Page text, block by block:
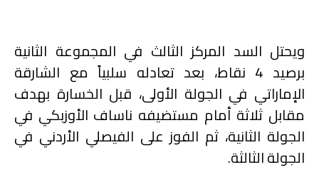
ويحتل السد المركز الثالث في المجموعة الثانية
برصيد 4 نقاط، بعد تعادله سلبياً مع الشارقة
الإماراتي في الجولة الأولى، قبل الخسارة بهدف
مقابل ثلاثة أمام مستضيفه ناساف الأوزبكي في
الجولة الثانية، ثم الفوز على الفيصلي الأردني في
الجولة الثالثة.